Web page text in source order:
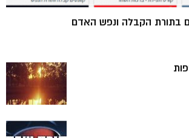
בתורת הקבלה ונפש האדם